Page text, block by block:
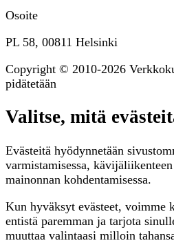
Osoite
PL 58, 00811 Helsinki
Copyright © 2010-2026
pidätetään
Valitse, mitä
Evästeitä hyödynnetään
varmistamisessa, kävijäliikenteen
mainonnan kohdentamisessa.
Kun hyväksyt evästeet, voimme
entistä paremman ja tarjota
muuttaa valintaasi milloin